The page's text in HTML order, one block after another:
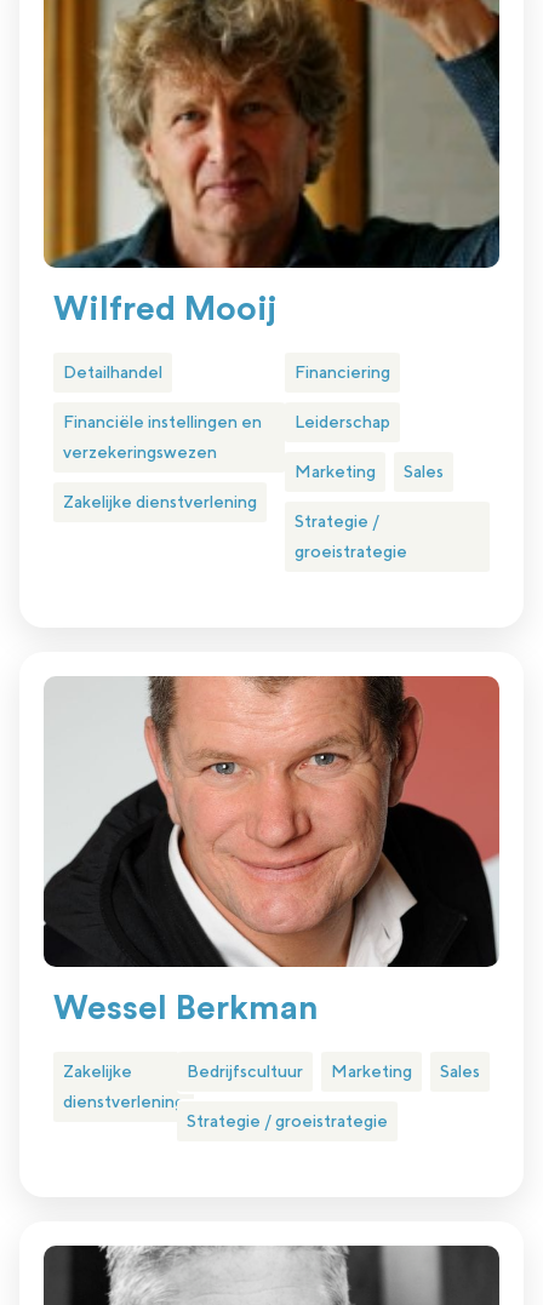
Wilfred Mooij
Detailhandel
Financiële instellingen en
verzekeringswezen
Zakelijke dienstverlening
Financiering
Leiderschap
Marketing Sales
Strategie /
groeistrategie
Wessel Berkman
Zakelijke
dienstverlening
Bedrijfscultuur Marketing Sales
Strategie / groeistrategie